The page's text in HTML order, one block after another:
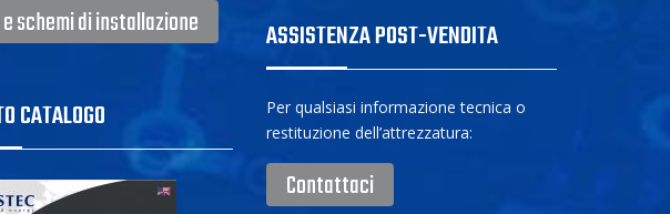
schemi di installazione
CATALOGO
ASSISTENZA POST-VENDITA
Per qualsiasi informazione tecnica o
restituzione dell’attrezzatura:
Contattaci